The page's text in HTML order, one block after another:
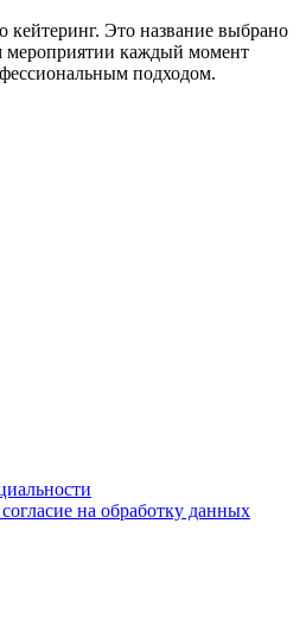
кейтеринг. Это название выбрано
мероприятии каждый момент
подходом.
на обработку данных